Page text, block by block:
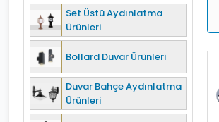
Set Üstü Aydınlatma
Ürünleri
Bollard Duvar Ürünleri
Duvar Bahçe Aydınlatma
Ürünleri